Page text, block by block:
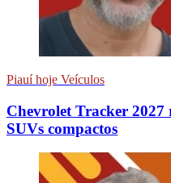
Piauí hoje Veículos
Chevrolet Tracker 2027
SUVs compactos